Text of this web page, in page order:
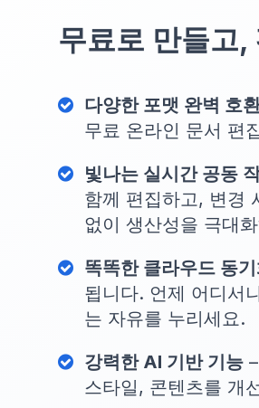
무료로 만들고
다양한 포맷 완벽 호
무료 온라인 문서 편
빛나는 실시간 공동
함께 편집하고, 변경
없이 생산성을 극대
똑똑한 클라우드 동
됩니다. 언제 어디서
는 자유를 누리세요.
강력한 AI 기반 기능
스타일, 콘텐츠를 개